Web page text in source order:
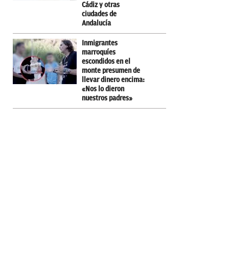
Cádiz y otras
ciudades de
Andalucía
Inmigrantes
marroquíes
escondidos en el
monte presumen de
llevar dinero encima:
«Nos lo dieron
nuestros padres»